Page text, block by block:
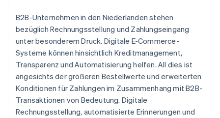
B2B-Unternehmen in den Niederlanden stehen
bezüglich Rechnungsstellung und Zahlungseingang
unter besonderem Druck. Digitale E-Commerce-
Systeme können hinsichtlich Kreditmanagement,
Transparenz und Automatisierung helfen. All dies ist
angesichts der größeren Bestellwerte und erweiterten
Konditionen für Zahlungen im Zusammenhang mit B2B-
Transaktionen von Bedeutung. Digitale
Rechnungsstellung, automatisierte Erinnerungen und